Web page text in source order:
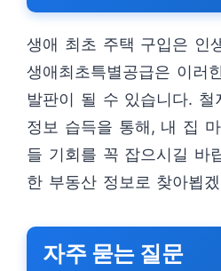
생애 최초 주택 구입은 인
생애최초특별공급은 이러
발판이 될 수 있습니다.
정보 습득을 통해, 내 집
들 기회를 꼭 잡으시길 바
한 부동산 정보로 찾아뵙
자주 묻는 질문